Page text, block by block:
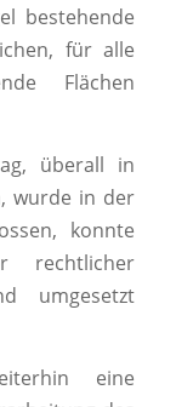
bestehende
für alle
Flächen
überall in
wurde in der
konnte
rechtlicher
umgesetzt
eine